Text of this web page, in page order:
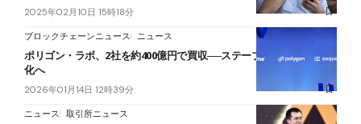
2025年02月10日 15時18分
ブロックチェーンニュース ニュース
ポリゴン・ラボ、2社を約400億円で買収──ステーブルコイン決済強
化へ
2026年01月14日 12時39分
ニュース 取引所ニュース